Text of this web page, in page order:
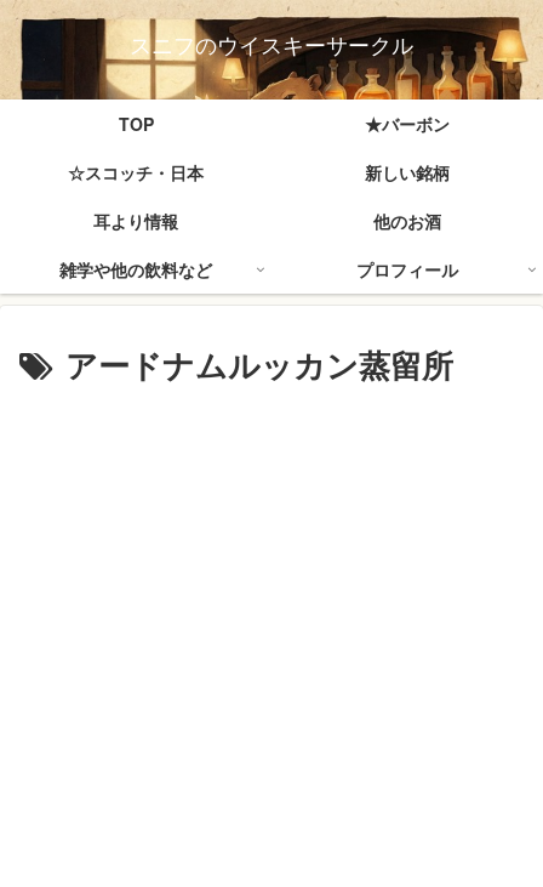
スニフのウイスキーサークル
TOP
★バーボン
☆スコッチ・日本
新しい銘柄
耳より情報
他のお酒
雑学や他の飲料など
プロフィール
アードナムルッカン蒸留所